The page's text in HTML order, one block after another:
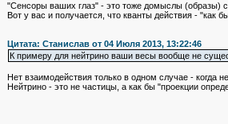
"Сенсоры ваших глаз" - это тоже домыслы (образы)
Вот у вас и получается, что кванты действия - "как
Цитата: Станислав от 04 Июля 2013, 13:22:46
К примеру для нейтрино ваши весы вообще не
Нет взаимодействия только в одном случае - когда
Нейтрино - это не частицы, а как бы "проекции